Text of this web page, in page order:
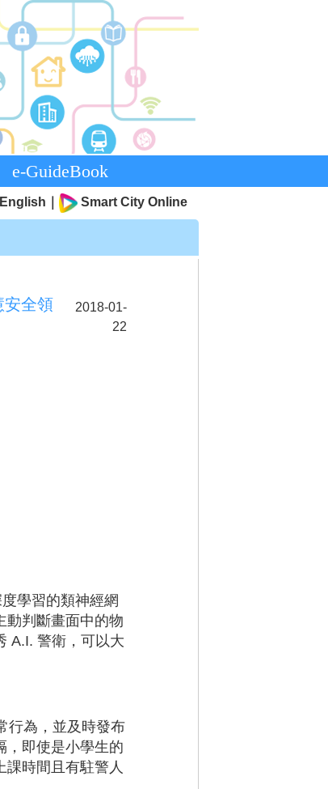
e-GuideBook
English Smart City Online
安全領
2018-01-
22
學習的類神經網
動判斷畫面中的物
A.I. 警衛，可以大
行為，並及時發布
，即使是小學生的
時間且有駐警人